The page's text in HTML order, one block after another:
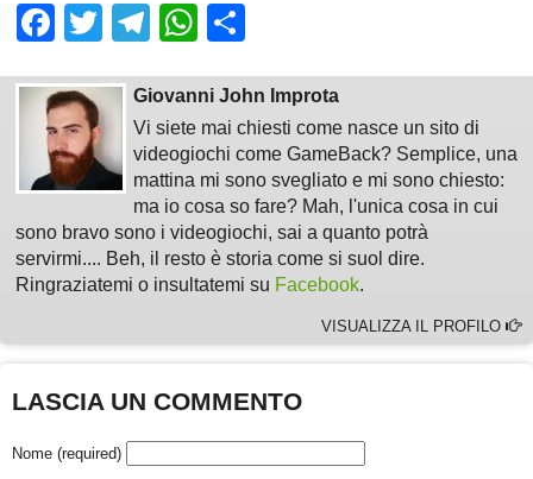
Facebook
TwitterTelegram
WhatsApp
Giovanni John Improta
Vi siete mai chiesti come nasce un sito di
videogiochi come GameBack? Semplice, una
mattina mi sono svegliato e mi sono chiesto:
ma io cosa so fare? Mah, l'unica cosa in cui
sono bravo sono i videogiochi, sai a quanto potrà
servirmi.... Beh, il resto è storia come si suol dire.
Ringraziatemi o insultatemi su Facebook.
VISUALIZZA IL PROFILO
LASCIA UN COMMENTO
Nome (required)